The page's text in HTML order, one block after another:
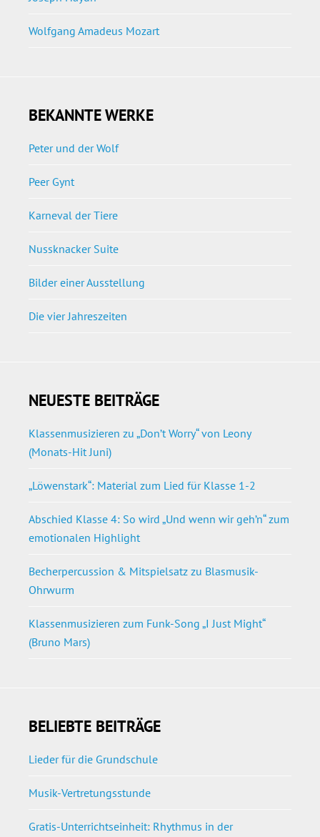
Wolfgang Amadeus Mozart
BEKANNTE WERKE
Peter und der Wolf
Peer Gynt
Karneval der Tiere
Nussknacker Suite
Bilder einer Ausstellung
Die vier Jahreszeiten
NEUESTE BEITRÄGE
Klassenmusizieren zu „Don’t Worry“ von Leony
(Monats-Hit Juni)
„Löwenstark“: Material zum Lied für Klasse 1-2
Abschied Klasse 4: So wird „Und wenn wir geh’n“ zum
emotionalen Highlight
Becherpercussion & Mitspielsatz zu Blasmusik-
Ohrwurm
Klassenmusizieren zum Funk-Song „I Just Might“
(Bruno Mars)
BELIEBTE BEITRÄGE
Lieder für die Grundschule
Musik-Vertretungsstunde
Gratis-Unterrichtseinheit: Rhythmus in der